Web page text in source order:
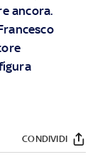
ancora.
CONDIVIDI